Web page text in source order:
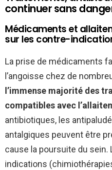
continuer sans
Médicaments et
sur les contre-
La prise de médicaments
l’angoisse chez de
l’immense majorité des
compatibles avec
antibiotiques, les
antalgiques peuvent être
cause la poursuite du sein.
indications